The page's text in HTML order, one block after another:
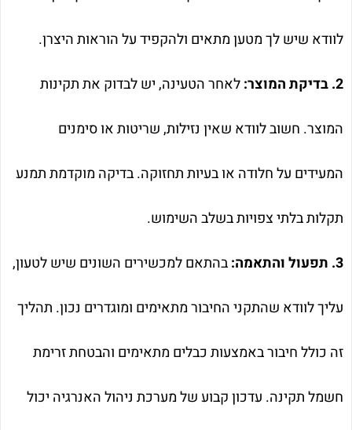
לוודא שיש לך מטען מתאים ולהקפיד על הוראות היצרן.
2. בדיקת המוצר: לאחר הטעינה, יש לבדוק את תקינות
המוצר. חשוב לוודא שאין נזילות, שריטות או סימנים
המעידים על חלודה או בעיות תחזוקה. בדיקה מוקדמת תמנע
תקלות בלתי צפויות בשלב השימוש.
3. תפעול והתאמה: בהתאם למכשירים השונים שיש לטעון,
עליך לוודא שהתקני החיבור מתאימים ומוגדרים נכון. תהליך
זה כולל חיבור באמצעות כבלים מתאימים והבטחת זרימת
חשמל תקינה. עדכון קבוע של מערכת ניהול האנרגיה יכול